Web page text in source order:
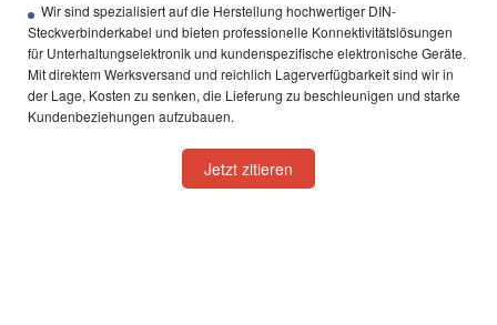
Wir sind spezialisiert auf die Herstellung hochwertiger DIN-
Steckverbinderkabel und bieten professionelle Konnektivitätslösungen
für Unterhaltungselektronik und kundenspezifische elektronische Geräte.
Mit direktem Werksversand und reichlich Lagerverfügbarkeit sind wir in
der Lage, Kosten zu senken, die Lieferung zu beschleunigen und starke
Kundenbeziehungen aufzubauen.
Jetzt zitieren